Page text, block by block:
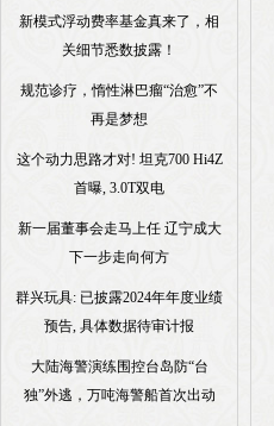
新模式浮动费率基金真来了，相
关细节悉数披露！
规范诊疗，惰性淋巴瘤“治愈”不
再是梦想
这个动力思路才对! 坦克700 Hi4Z
首曝, 3.0T双电
新一届董事会走马上任 辽宁成大
下一步走向何方
群兴玩具: 已披露2024年年度业绩
预告, 具体数据待审计报
大陆海警演练围控台岛防“台
独”外逃，万吨海警船首次出动